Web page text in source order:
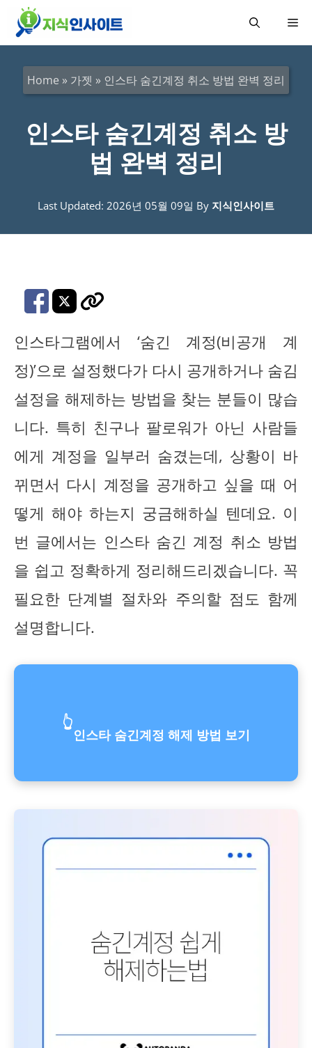
메
Home » 가젯 » 인스타 숨긴계정 취소 방법 완벽 정리
인스타 숨긴계정 취소 방
법 완벽 정리
Last Updated: 2026년 05월 09일 By 지식인사이트
인스타그램에서 ‘숨긴 계정(비공개 계
정)’으로 설정했다가 다시 공개하거나 숨김
설정을 해제하는 방법을 찾는 분들이 많습
니다. 특히 친구나 팔로워가 아닌 사람들
에게 계정을 일부러 숨겼는데, 상황이 바
뀌면서 다시 계정을 공개하고 싶을 때 어
떻게 해야 하는지 궁금해하실 텐데요. 이
번 글에서는 인스타 숨긴 계정 취소 방법
을 쉽고 정확하게 정리해드리겠습니다. 꼭
필요한 단계별 절차와 주의할 점도 함께
설명합니다.
👆
인스타 숨긴계정 해제 방법 보기